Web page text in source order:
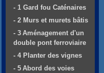
- 1 Gard fou Caténaires
- 2 Murs et murets bâtis
- 3 Aménagement d'un
double pont ferroviaire
- 4 Planter des vignes
- 5 Abord des voies